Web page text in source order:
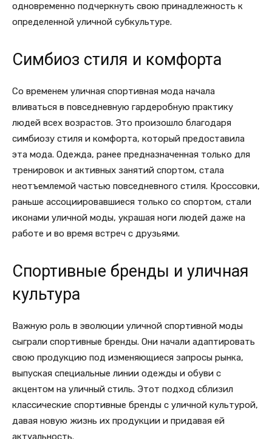
одновременно подчеркнуть свою принадлежность к
определенной уличной субкультуре.
Симбиоз стиля и комфорта
Со временем уличная спортивная мода начала
вливаться в повседневную гардеробную практику
людей всех возрастов. Это произошло благодаря
симбиозу стиля и комфорта, который предоставила
эта мода. Одежда, ранее предназначенная только для
тренировок и активных занятий спортом, стала
неотъемлемой частью повседневного стиля. Кроссовки,
раньше ассоциировавшиеся только со спортом, стали
иконами уличной моды, украшая ноги людей даже на
работе и во время встреч с друзьями.
Спортивные бренды и уличная
культура
Важную роль в эволюции уличной спортивной моды
сыграли спортивные бренды. Они начали адаптировать
свою продукцию под изменяющиеся запросы рынка,
выпуская специальные линии одежды и обуви с
акцентом на уличный стиль. Этот подход сблизил
классические спортивные бренды с уличной культурой,
давая новую жизнь их продукции и придавая ей
актуальность.